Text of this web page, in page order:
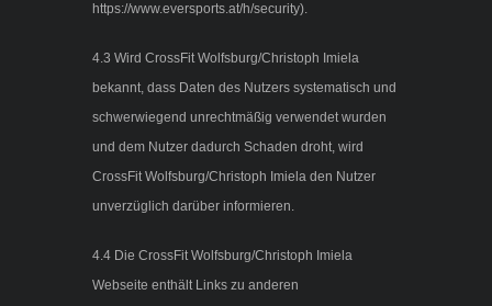
https://www.eversports.at/h/security).
4.3 Wird CrossFit Wolfsburg/Christoph Imiela
bekannt, dass Daten des Nutzers systematisch und
schwerwiegend unrechtmäßig verwendet wurden
und dem Nutzer dadurch Schaden droht, wird
CrossFit Wolfsburg/Christoph Imiela den Nutzer
unverzüglich darüber informieren.
4.4 Die CrossFit Wolfsburg/Christoph Imiela
Webseite enthält Links zu anderen